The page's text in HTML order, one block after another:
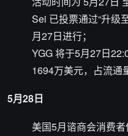
Sei 已投票通过“升级
月27日进行；
YGG 将于5月27日
1694万美元，占流通
5月28日
美国5月谘商会消费者